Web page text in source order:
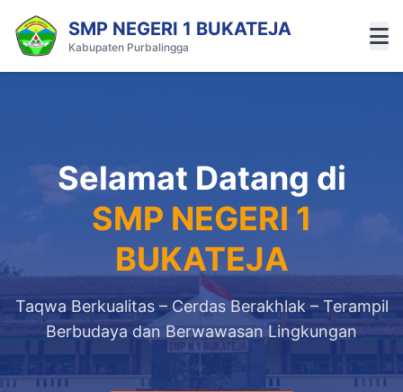
SMP NEGERI 1 BUKATEJA
Kabupaten Purbalingga
Selamat Datang di
SMP NEGERI 1
BUKATEJA
Taqwa Berkualitas – Cerdas Berakhlak – Terampil
Berbudaya dan Berwawasan Lingkungan